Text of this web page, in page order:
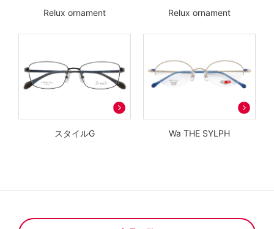
Relux ornament Relux ornament
スタイルG Wa THE SYLPH